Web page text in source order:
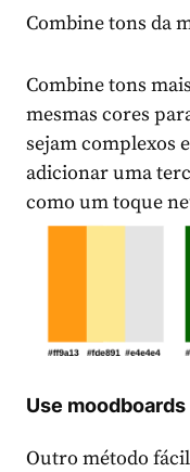
Combine tons da
Combine tons
mesmas cores
sejam complexos
adicionar uma
como um toque
Use moodboards
Outro método